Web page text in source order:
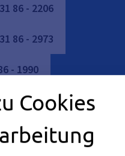
86 - 2206
86 - 2973
- 1990
Cookies